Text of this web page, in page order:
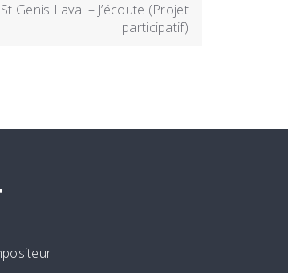
Genis Laval – J’écoute (Projet
participatif)